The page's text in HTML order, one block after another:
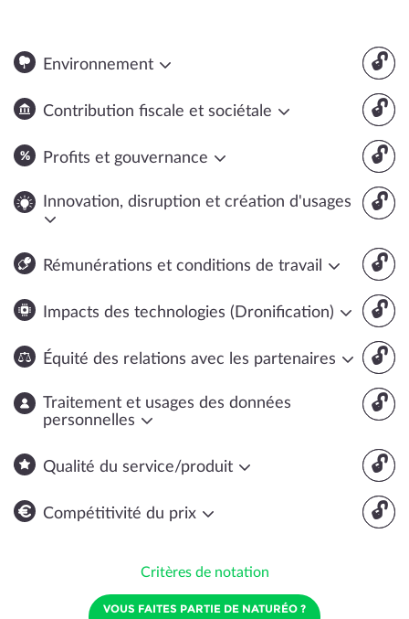
🔓
Environnement
🔓
Contribution fiscale et sociétale
🔓
Profits et gouvernance
🔓
Innovation, disruption et création d'usages
🔓
Rémunérations et conditions de travail
🔓
Impacts des technologies (Dronification)
🔓
Équité des relations avec les partenaires
🔓
Traitement et usages des données
personnelles
🔓
Qualité du service/produit
🔓
Compétitivité du prix
Critères de notation
VOUS FAITES PARTIE DE NATURÉO ?